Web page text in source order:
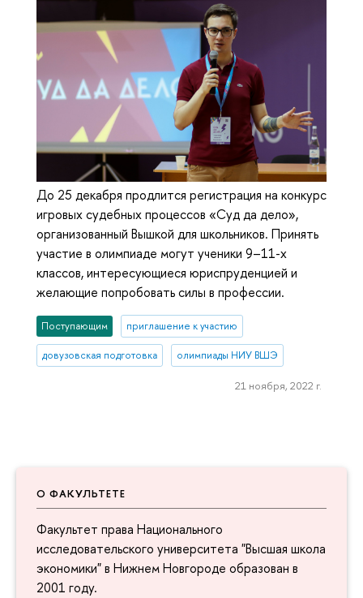
О ФАКУЛЬТЕТЕ
Факультет права Национального
исследовательского университета "Высшая школа
экономики" в Нижнем Новгороде образован в
2001 году.
До 25 декабря продлится регистрация на конкурс
игровых судебных процессов «Суд да дело»,
организованный Вышкой для школьников. Принять
участие в олимпиаде могут ученики 9–11-х
классов, интересующиеся юриспруденцией и
желающие попробовать силы в профессии.
Поступающим приглашение к участию
довузовская подготовка олимпиады НИУ ВШЭ
21 ноября, 2022 г.